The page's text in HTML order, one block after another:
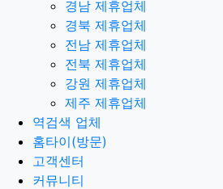
경남 제휴업체
경북 제휴업체
전남 제휴업체
전북 제휴업체
강원 제휴업체
제주 제휴업체
역검색 업체
홈타이(방문)
고객센터
커뮤니티